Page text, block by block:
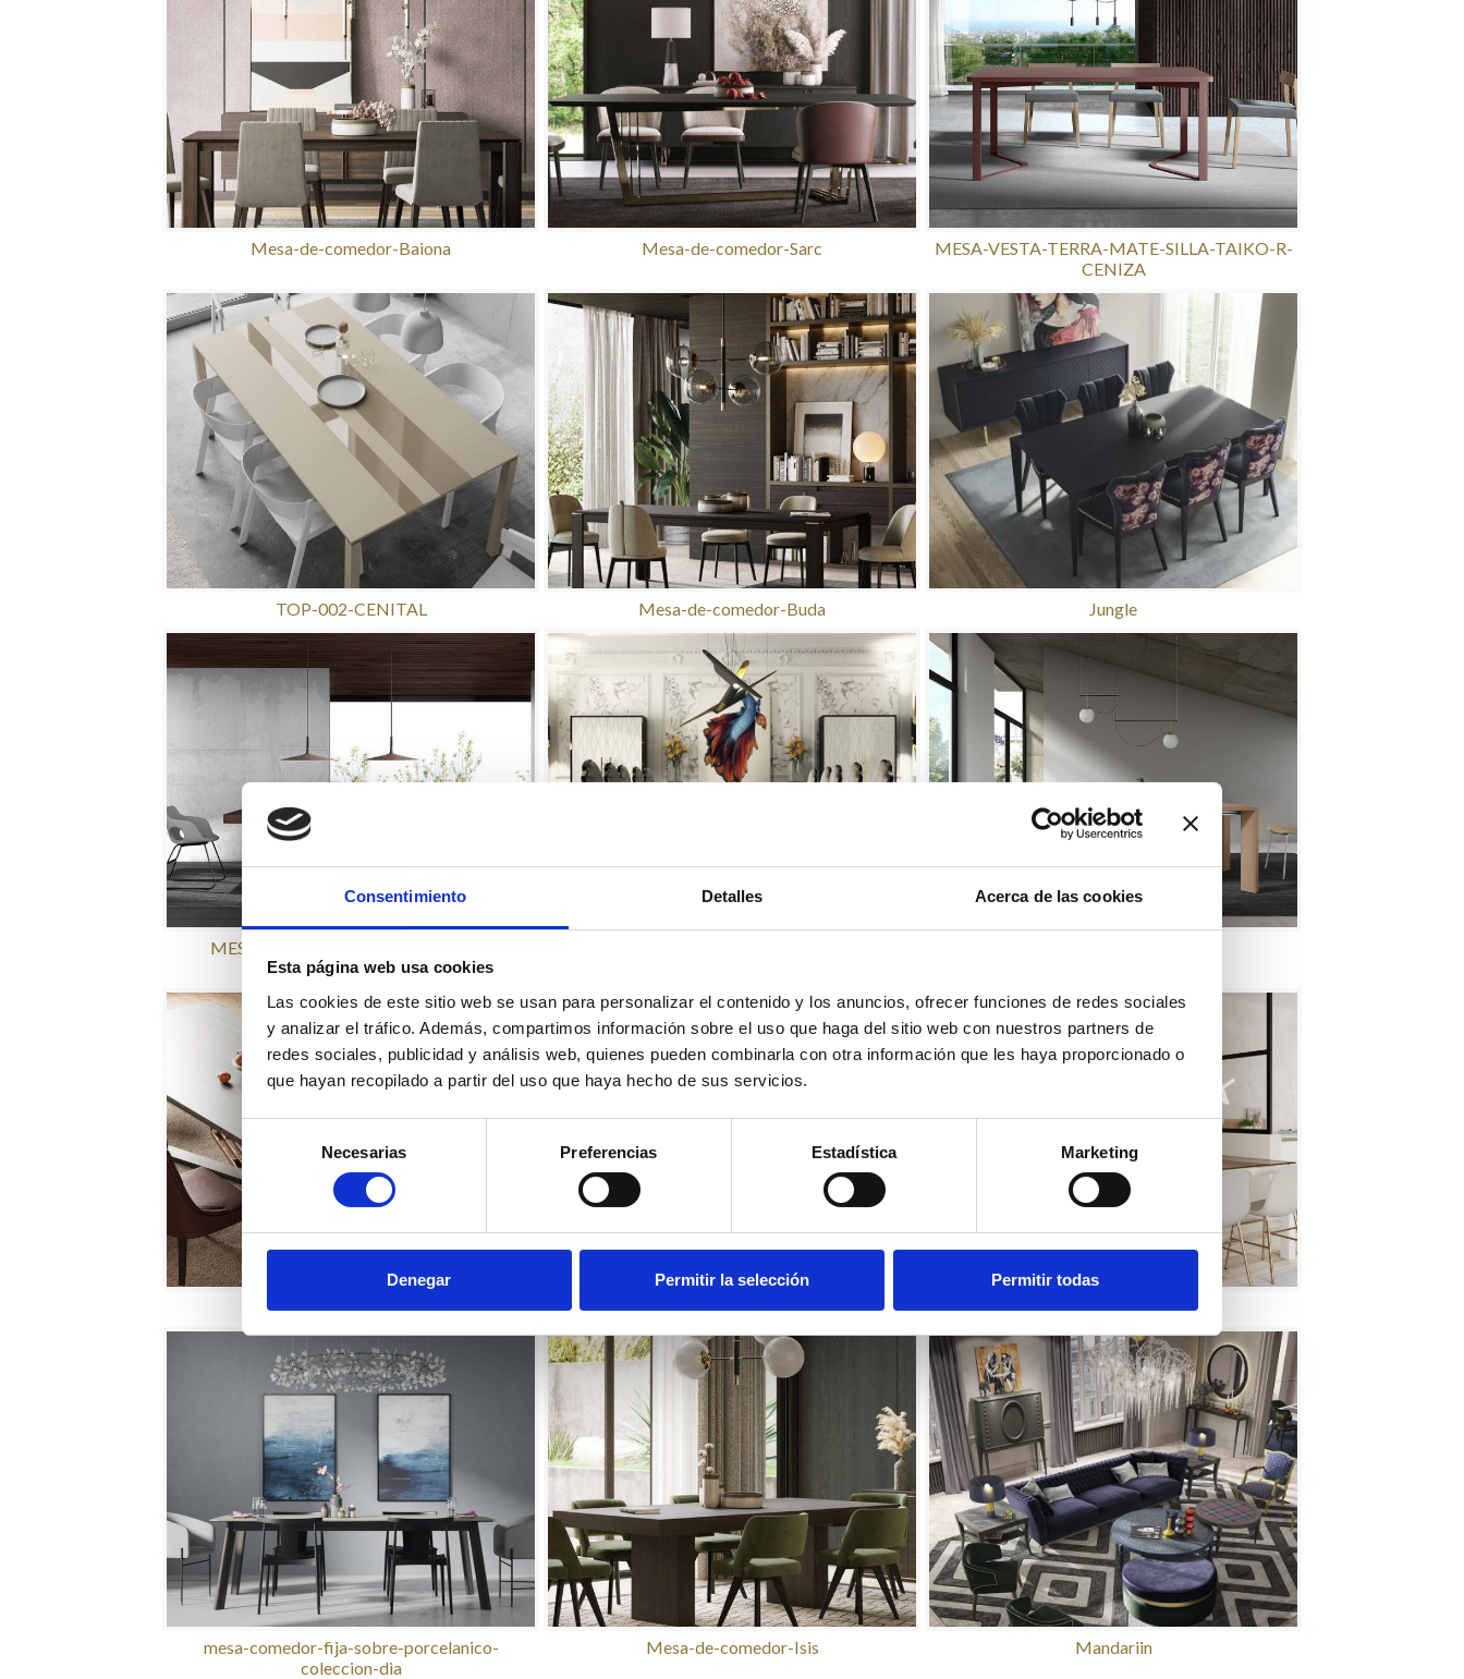
Consentimiento Detalles Acerca de las cookies
Esta página web usa cookies
Las cookies de este sitio web se usan para personalizar el contenido y los anuncios, ofrecer funciones de redes sociales
y analizar el tráfico. Además, compartimos información sobre el uso que haga del sitio web con nuestros partners de
redes sociales, publicidad y análisis web, quienes pueden combinarla con otra información que les haya proporcionado o
que hayan recopilado a partir del uso que haya hecho de sus servicios.
de
consentimiento
Necesarias Preferencias Estadística Marketing
Denegar Permitir la selección Permitir todas
Mesa-de-comedor-Baiona Mesa-de-comedor-Sarc
MESA-VESTA-TERRA-MATE-SILLA-TAIKO-R-
CENIZA
TOP-002-CENITAL Mesa-de-comedor-Buda Jungle
MESA-AMARA-NOGAL-SILLA-OLE-
TAPIZADA
Mesa-de-comedor-Alison Mesa-de-comedor-Oval-Kelly TAULA C270622
mesa-comedor-fija-sobre-porcelanico-
coleccion-dia
Mesa-de-comedor-Isis Mandariin